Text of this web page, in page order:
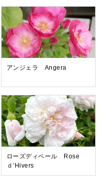
アンジェラ Angera
ローズディベール Rose
ｄ‘Hivers